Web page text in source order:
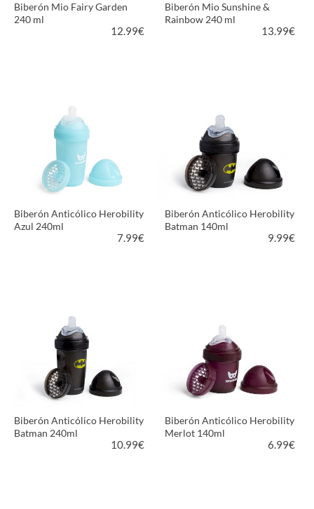
Biberón Mio Fairy Garden
240 ml
12.99€
Biberón Mio Sunshine &
Rainbow 240 ml
13.99€
Biberón Anticólico Herobility
Azul 240ml
7.99€
Biberón Anticólico Herobility
Batman 140ml
9.99€
Biberón Anticólico Herobility
Batman 240ml
10.99€
Biberón Anticólico Herobility
Merlot 140ml
6.99€